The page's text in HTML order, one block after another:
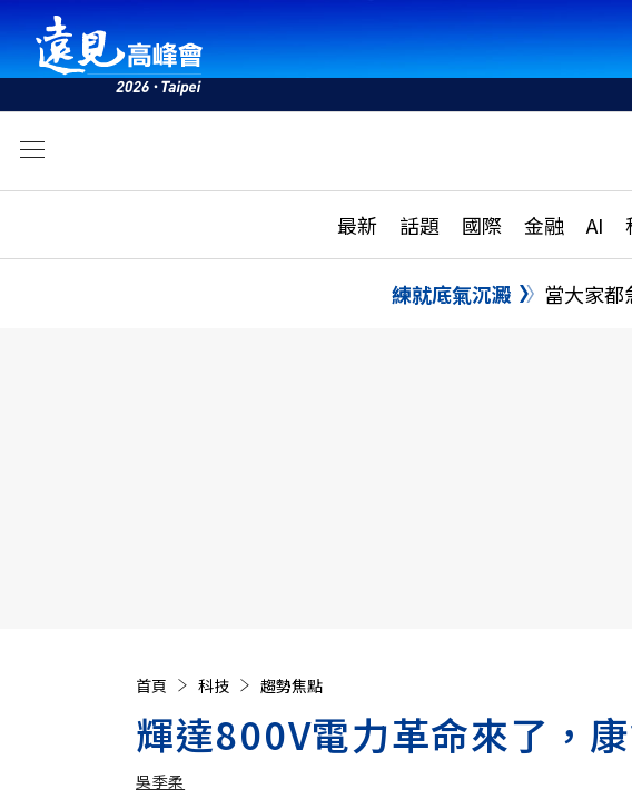
最新 話題 國際 金融 AI
活動
話題
國際
練就底氣沉澱 當大家都
首頁 科技 趨勢焦點
輝達800V電力革命來了，
吳季柔